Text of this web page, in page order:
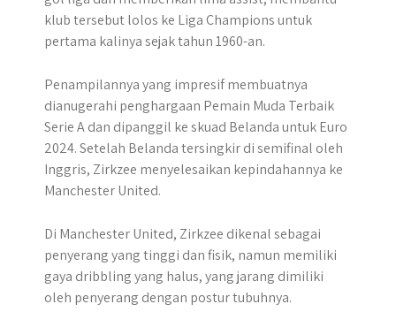
klub tersebut lolos ke Liga Champions untuk
pertama kalinya sejak tahun 1960-an.
Penampilannya yang impresif membuatnya
dianugerahi penghargaan Pemain Muda Terbaik
Serie A dan dipanggil ke skuad Belanda untuk Euro
2024. Setelah Belanda tersingkir di semifinal oleh
Inggris, Zirkzee menyelesaikan kepindahannya ke
Manchester United.
Di Manchester United, Zirkzee dikenal sebagai
penyerang yang tinggi dan fisik, namun memiliki
gaya dribbling yang halus, yang jarang dimiliki
oleh penyerang dengan postur tubuhnya.